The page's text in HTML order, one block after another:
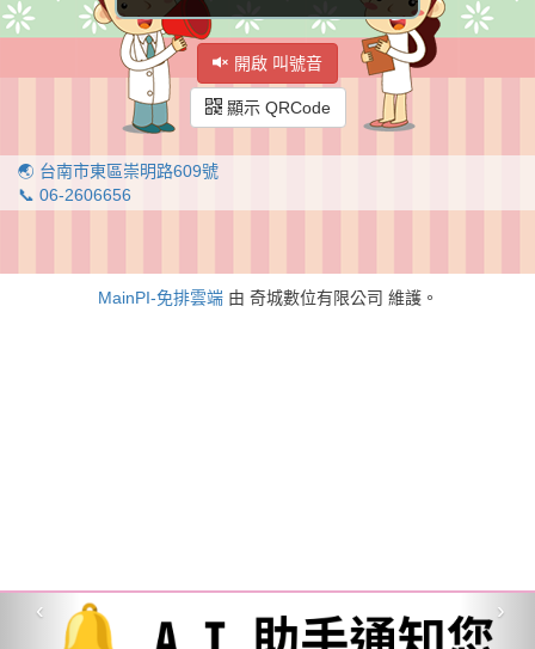
開啟 叫號音
顯示 QRCode
🌏 台南市東區崇明路609號
📞 06-2606656
‹ ›
MainPI-免排雲端由 奇城數位有限公司 維護。